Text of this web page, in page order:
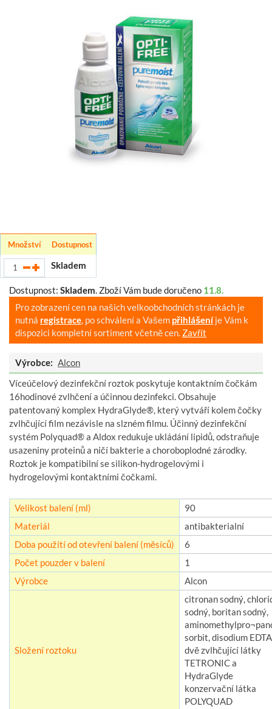
Množství Dostupnost
Skladem
Dostupnost: Skladem. Zboží Vám bude doručeno 11.8.
Pro zobrazení cen na našich velkoobchodních stránkách je
nutná registrace, po schválení a Vašem přihlášeníje Vám k
dispozici kompletní sortiment včetně cen. Zavřít
Výrobce: Alcon
Víceúčelový dezinfekční roztok poskytuje kontaktním čočkám
16hodinové zvlhčení a účinnou dezinfekci. Obsahuje
patentovaný komplex HydraGlyde®, který vytváří kolem čočky
zvlhčující film nezávisle na slzném filmu. Účinný dezinfekční
systém Polyquad® a Aldox redukuje ukládání lipidů, odstraňuje
usazeniny proteinů a ničí bakterie a choroboplodné zárodky.
Roztok je kompatibilní se silikon-hydrogelovými i
hydrogelovými kontaktními čočkami.
Velikost balení (ml)
90
Materiál
antibakterialní
Doba použití od otevření balení (měsíců)
6
Počet pouzder v balení
1
Výrobce
Alcon
Složení roztoku
citronan sodný,
sodný, boritan sodný,
sorbit, disodium
dvě zvlhčující látky
TETRONIC a
HydraGlyde
konzervační látka
POLYQUAD